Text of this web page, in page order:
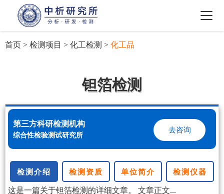
首页 > 检测项目 > 化工检测 > 化工品
钽箔检测
第三方科研检测机构
综合性检验测试研究所
去咨询
检测介绍 检测资质 单位简介 检测仪器
这是一篇关于钽箔检测的详细文章。 文章正文...